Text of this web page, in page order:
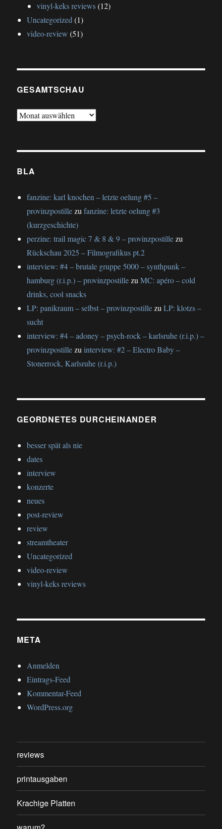
vinyl-keks reviews(12)
Uncategorized(1)
video-review (51)
GESAMTSCHAU
gesamtschau
BLA
fanzine: karl knochen – letzte oelung #5 –
provinzpostillezufanzine: letzte oelung #3
(kurzgeschichte)
perzine: trail magic 7 & 8 & 9 – provinzpostillezu
Rückschau 2025 – Filmografikus pt.2
interview: #4 – brutale gruppe 5000 – synthpunk –
hamburg (r.i.p.) – provinzpostillezuMC: apéro – cold
drinks, cool snacks
LP: panikraum – selbst – provinzpostillezuLP: klotzs –
sucht
interview: #4 – adoney – psych-rock – karlsruhe (r.i.p.) –
provinzpostillezuinterview: #2 – Electro Baby –
Stonerrock, Karlsruhe (r.i.p.)
GEORDNETES DURCHEINANDER
besser spät als nie
dates
interview
konzerte
neues
post-review
review
streamtheater
Uncategorized
video-review
vinyl-keks reviews
META
Anmelden
Eintrags-Feed
Kommentar-Feed
WordPress.org
reviews
printausgaben
Krachige Platten